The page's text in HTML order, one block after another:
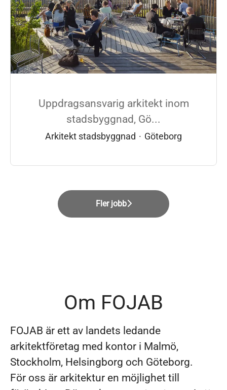
Uppdragsansvarig arkitekt inom
stadsbyggnad, Gö...
Arkitekt stadsbyggnad · Göteborg
Fler jobb
Om FOJAB
FOJAB är ett av landets ledande
arkitektföretag med kontor i Malmö,
Stockholm, Helsingborg och Göteborg.
För oss är arkitektur en möjlighet till